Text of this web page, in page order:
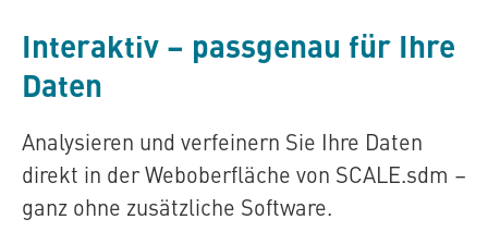
Interaktiv – passgenau für Ihre
Daten
Analysieren und verfeinern Sie Ihre Daten
direkt in der Weboberfläche von SCALE.sdm –
ganz ohne zusätzliche Software.